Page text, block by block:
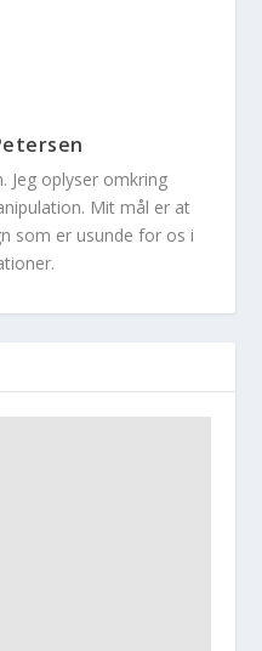
oplyser omkring
Mit mål er at
som er usunde for os i